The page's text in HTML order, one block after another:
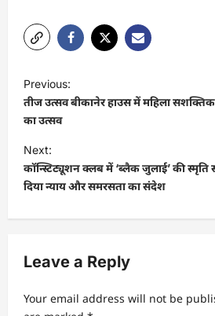
o
s
t
n
a
v
g
a
Previous:
तीज उत्सव बीकानेर हाउस में महिला
का उत्सव
Next:
कॉन्स्टिट्यूशन क्लब में ‘ब्लैक जुलाई’ की
दिया न्याय और समरसता का संदेश
Leave a Reply
Your email address will not be